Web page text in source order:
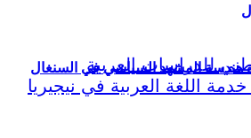
هندسة المشهد السياسي في السنغال